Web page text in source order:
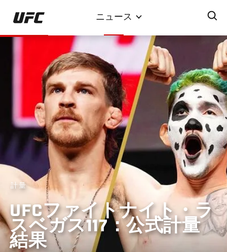
イ
ン
移
動
ニュース
計量
UFCファイトナイト・ラ
スベガス117：公式計量
結果